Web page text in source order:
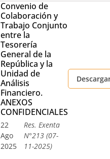
Convenio de
Colaboración y
Trabajo Conjunto
entre la
Tesorería
General de la
República y la
Unidad de
Análisis
Financiero.
ANEXOS
CONFIDENCIALES
22
Ago
2025
Res. Exenta
N°213 (07-
11-2025)